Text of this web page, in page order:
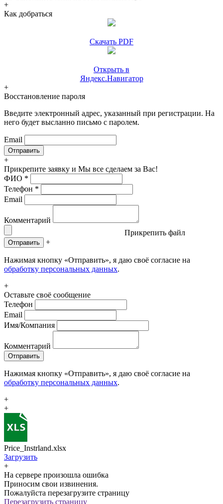
+
Как добраться
Скачать PDF
Открыть в
Яндекс.Навигатор
+
Восстановление пароля
Введите электронный адрес, указанный при регистрации. На
него будет высланно письмо с паролем.
Email
+
Прикрепите заявку и Мы все сделаем за Вас!
ФИО *
Телефон *
Email
Комментарий
Прикрепить файл
Отправить +
Нажимая кнопку «Отправить», я даю своё согласие на
обработку персональных данных.
+
Оставьте своё сообщение
Телефон
Email
Имя/Компания
Комментарий
Отправить
Нажимая кнопку «Отправить», я даю своё согласие на
обработку персональных данных.
+
+
Price_Instrland.xlsx
Загрузить
+
На сервере произошла ошибка
Приносим свои извинения.
Пожалуйста перезагрузите страницу
Перезагрузить страницу